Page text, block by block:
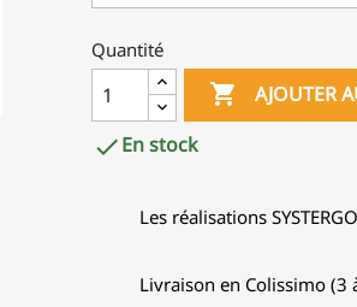
Quantité
 AJOUTER
En stock
Les réalisations
Livraison en Colissimo